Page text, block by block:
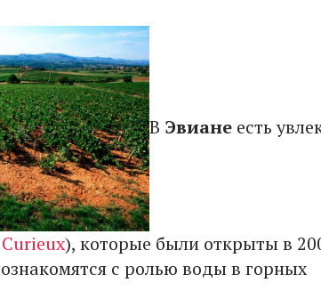
В Эвиане есть
), которые были открыты в
с ролью воды в горных